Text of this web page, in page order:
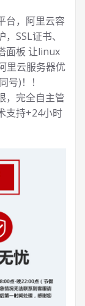
台，阿里云容
SSL证书、
面板 让linux
里云服务器优
号)！！
，完全自主管
支持+24小时